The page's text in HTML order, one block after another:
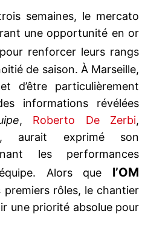
semaines, le mercato
une opportunité en or
pour renforcer leurs rangs
de saison. À Marseille,
d’être particulièrement
informations révélées
, Roberto De Zerbi,
aurait exprimé son
les performances
Alors que l’OM
rôles, le chantier
une priorité absolue pour